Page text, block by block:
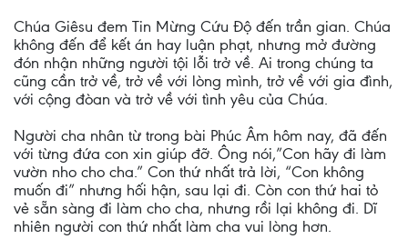
Chúa Giêsu đem Tin Mừng Cứu Độ đến trần gian. Chúa
không đến để kết án hay luận phạt, nhưng mở đường
đón nhận những người tội lỗi trở về. Ai trong chúng ta
cũng cần trở về, trở về với lòng mình, trở về với gia đình,
với cộng đòan và trở về với tình yêu của Chúa.
Người cha nhân từ trong bài Phúc Âm hôm nay, đã đến
với từng đứa con xin giúp đỡ. Ông nói,”Con hãy đi làm
vườn nho cho cha.” Con thứ nhất trả lời, “Con không
muốn đi” nhưng hối hận, sau lại đi. Còn con thứ hai tỏ
vẻ sẵn sàng đi làm cho cha, nhưng rồi lại không đi. Dĩ
nhiên người con thứ nhất làm cha vui lòng hơn.